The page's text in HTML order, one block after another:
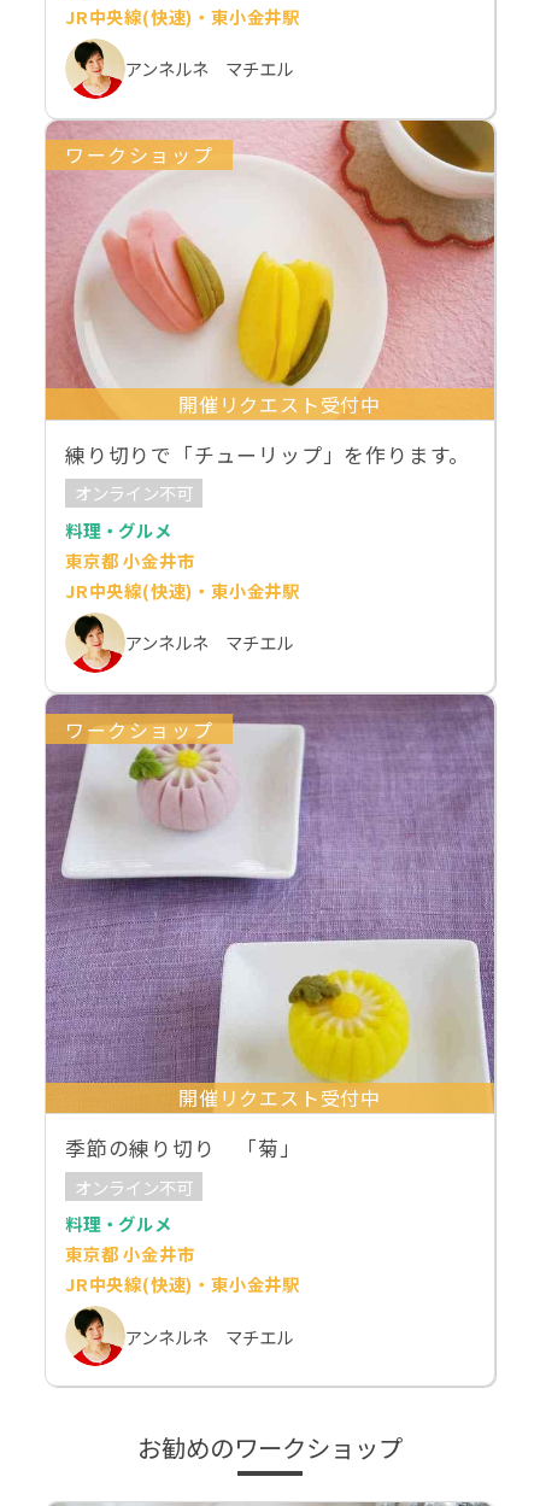
JR中央線(快速)・東小金井駅
アンネルネ マチエル
ワークショップ
開催リクエスト受付中
練り切りで「チューリップ」を作ります。
オンライン不可
料理・グルメ
東京都 小金井市
JR中央線(快速)・東小金井駅
アンネルネ マチエル
ワークショップ
開催リクエスト受付中
季節の練り切り 「菊」
オンライン不可
料理・グルメ
東京都 小金井市
JR中央線(快速)・東小金井駅
アンネルネ マチエル
お勧めのワークショップ